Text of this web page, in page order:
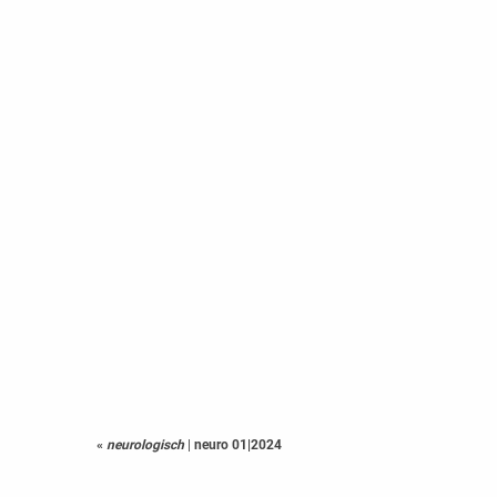
« neurologisch | neuro 01|2024